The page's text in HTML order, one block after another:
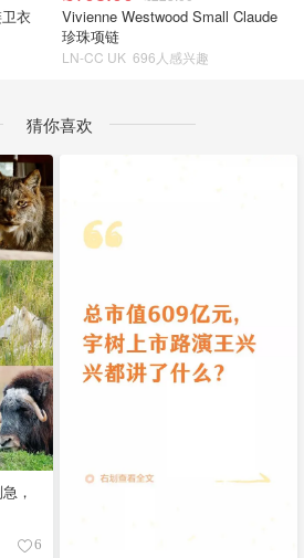
衣
Vivienne Westwood Small Claude
珍珠项链
LN-CC UK 696人感兴趣
猜你喜欢
，
6